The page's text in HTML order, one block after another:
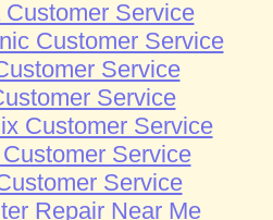
Customer Service
Customer Service
Service
Service
Customer Service
Service
Service
Repair Near Me